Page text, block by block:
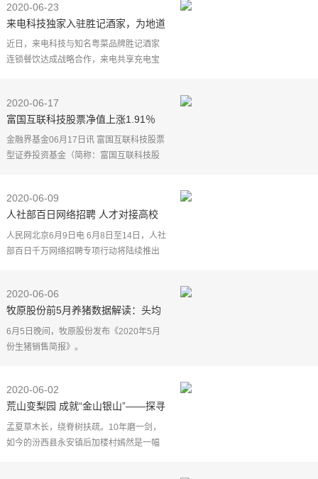
止水的原因是这根杆穿过墙壁水很容易沿
着螺杆渗透。、快速安装和卸紧固件可将6
个以上旧紧固件的效率提高-8倍使其在现场
空载荷下销
2020-06-23
来电科技独家入驻胜记酒家，为地道
岭南美食加满电量
近日，来电科技与知名粤菜品牌胜记酒家
连锁餐饮达成战略合作，来电共享充电宝
的共享充电服务，
2020-06-17
富国互联科技股票净值上涨1.91％
请保持关注
金融界基金06月17日讯 富国互联科技股票
型证券投资基金（简称：富国互联科技股
计净值为2.0046元。
2020-06-09
人社部百日网络招聘 人才对接高校
毕业生上万职位任你选
人民网北京6月9日电 6月8日至14日，人社
部百日千万网络招聘专项行动将陆续推出
黑龙江"省内埠外务工人
2020-06-06
牧原股份前5月养猪数据解读：头均
收入远低于温氏股份和正邦科技
6月5日晚间，牧原股份发布《2020年5月
份生猪销售简报》。
超越2018年12月的133.80万头，创下
2020-06-02
荒山变梨园 成就“金山银山”——探寻
汾西县科技扶贫路径
孟夏草木长，绕脊树扶疏。10年磨一剑，
如今的汾西县永安镇后加楼村嫣然是一幅